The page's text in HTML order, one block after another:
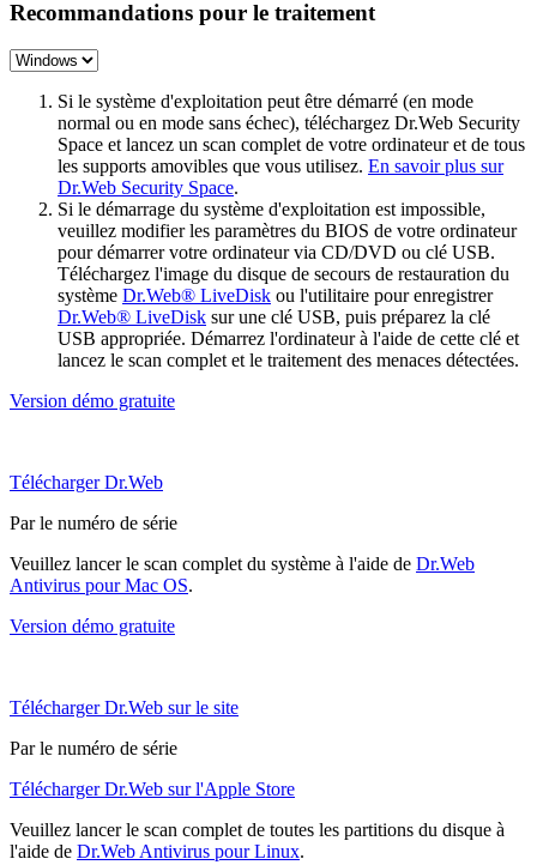
Recommandations pour le traitement
Si le système d'exploitation peut être démarré (en mode
normal ou en mode sans échec), téléchargez Dr.Web Security
Space et lancez un scan complet de votre ordinateur et de tous
les supports amovibles que vous utilisez. En savoir plus sur
Dr.Web Security Space.
Si le démarrage du système d'exploitation est impossible,
veuillez modifier les paramètres du BIOS de votre ordinateur
pour démarrer votre ordinateur via CD/DVD ou clé USB.
Téléchargez l'image du disque de secours de restauration du
système Dr.Web® LiveDisk ou l'utilitaire pour enregistrer
Dr.Web® LiveDisk sur une clé USB, puis préparez la clé
USB appropriée. Démarrez l'ordinateur à l'aide de cette clé et
lancez le scan complet et le traitement des menaces détectées.
Version démo gratuite
Télécharger Dr.Web
Par le numéro de série
Veuillez lancer le scan complet du système à l'aide de Dr.Web
Antivirus pour Mac OS.
Version démo gratuite
Télécharger Dr.Web sur le site
Par le numéro de série
Télécharger Dr.Web sur l'Apple Store
Veuillez lancer le scan complet de toutes les partitions du disque à
l'aide de Dr.Web Antivirus pour Linux.